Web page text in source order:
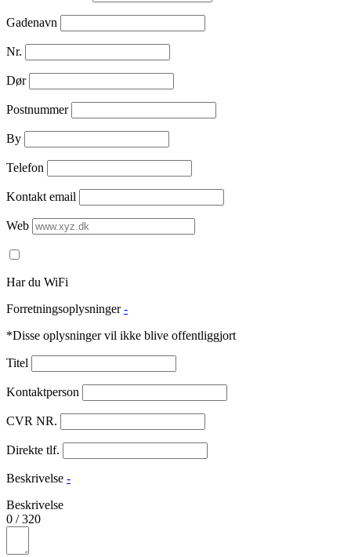
Gadenavn
Nr.
Dør
Postnummer
By
Telefon
Kontakt email
Web
Har du WiFi
Forretningsoplysninger -
*Disse oplysninger vil ikke blive offentliggjort
Titel
Kontaktperson
CVR NR.
Direkte tlf.
Beskrivelse -
Beskrivelse
0 /320